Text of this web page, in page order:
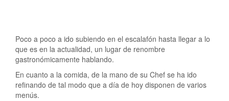
Poco a poco a ido subiendo en el escalafón hasta llegar a lo
que es en la actualidad, un lugar de renombre
gastronómicamente hablando.
En cuanto a la comida, de la mano de su Chef se ha ido
refinando de tal modo que a día de hoy disponen de varios
menús.